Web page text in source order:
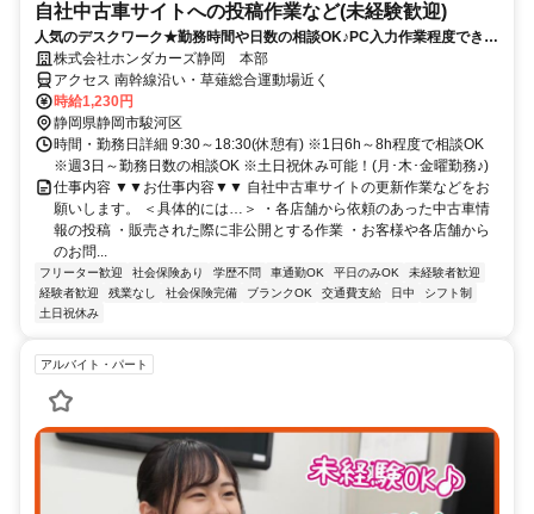
自社中古車サイトへの投稿作業など(未経験歓迎)
人気のデスクワーク★勤務時間や日数の相談OK♪PC入力作業程度できれ
ばOK♪週3日～OK♪土日祝休みも可！
株式会社ホンダカーズ静岡 本部
アクセス 南幹線沿い・草薙総合運動場近く
時給1,230円
静岡県静岡市駿河区
時間・勤務日詳細 9:30～18:30(休憩有) ※1日6h～8h程度で相談OK
※週3日～勤務日数の相談OK ※土日祝休み可能！(月･木･金曜勤務♪)
仕事内容 ▼▼お仕事内容▼▼ 自社中古車サイトの更新作業などをお
願いします。 ＜具体的には…＞ ・各店舗から依頼のあった中古車情
報の投稿 ・販売された際に非公開とする作業 ・お客様や各店舗から
のお問...
フリーター歓迎 社会保険あり 学歴不問 車通勤OK 平日のみOK
未経験者歓迎
経験者歓迎
残業なし 社会保険完備 ブランクOK 交通費支給 日中
シフト制
土日祝休み
アルバイト・パート